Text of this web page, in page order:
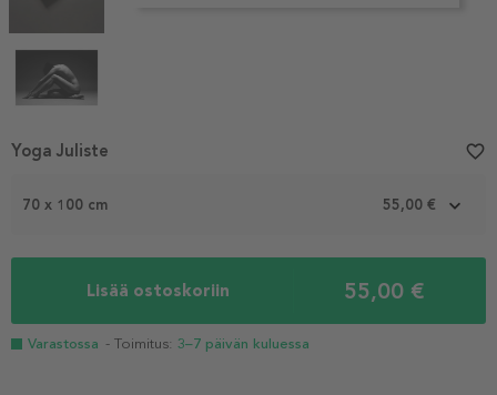
Item
4
70 x 100 cm 55,00 €
Lisää ostoskoriin 55,00 €
Varastossa - Toimitus: 3–7 päivän kuluessa
Yoga Juliste favorite_border